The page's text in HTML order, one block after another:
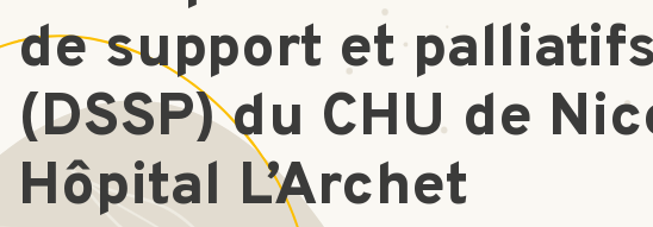
de support et palliatifs
(DSSP) du CHU de
Hôpital L’Archet